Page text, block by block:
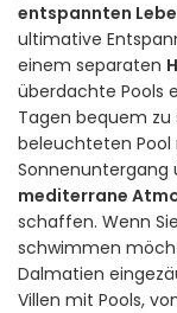
entspannten
ultimative
einem separaten
überdachte Pools
Tagen bequem zu
beleuchteten
Sonnenuntergang
mediterrane
schaffen. Wenn
schwimmen
Dalmatien
Villen mit Pools,